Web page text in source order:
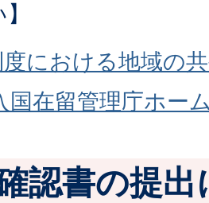
における地域の
国在留管理庁ホー
確認書の提